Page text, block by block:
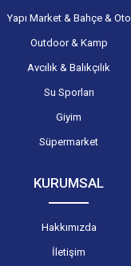
Yapı Market & Bahçe & Oto
Outdoor & Kamp
Avcılık & Balıkçılık
Su Sporları
Giyim
Süpermarket
KURUMSAL
Hakkımızda
İletişim